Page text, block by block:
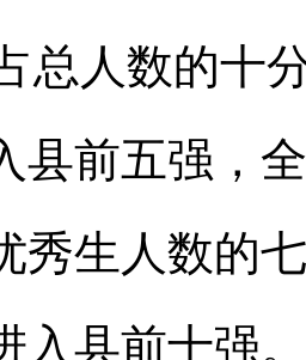
总人数的十
县前五强，
秀生人数的
入县前十强。